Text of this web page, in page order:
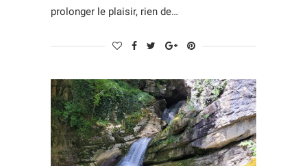
prolonger le plaisir, rien de…